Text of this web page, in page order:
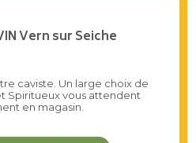
Vern sur Seiche
caviste. Un large choix de
Spiritueux vous attendent
en magasin.